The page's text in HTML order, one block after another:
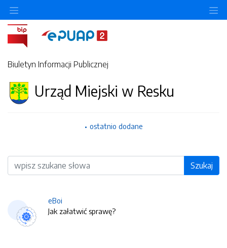
Biuletyn Informacji Publicznej
Urząd Miejski w Resku
ostatnio dodane
Wyszukiwarka Szukaj
eBoi
Jak załatwić sprawę?